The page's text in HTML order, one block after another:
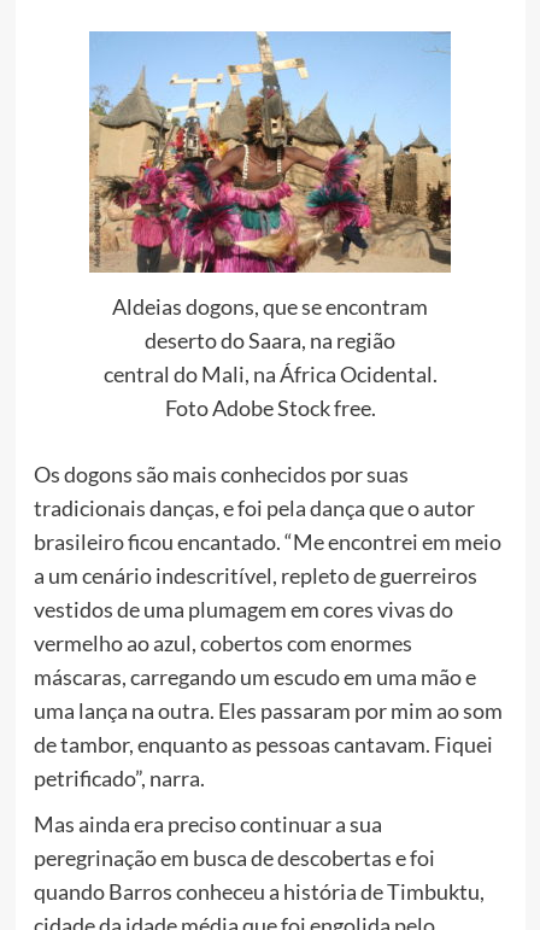
Aldeias dogons, que se encontram
deserto do Saara, na região
central do Mali, na África Ocidental.
Foto Adobe Stock free.
Os dogons são mais conhecidos por suas
tradicionais danças, e foi pela dança que o autor
brasileiro ficou encantado. “Me encontrei em meio
a um cenário indescritível, repleto de guerreiros
vestidos de uma plumagem em cores vivas do
vermelho ao azul, cobertos com enormes
máscaras, carregando um escudo em uma mão e
uma lança na outra. Eles passaram por mim ao som
de tambor, enquanto as pessoas cantavam. Fiquei
petrificado”, narra.
Mas ainda era preciso continuar a sua
peregrinação em busca de descobertas e foi
quando Barros conheceu a história de Timbuktu,